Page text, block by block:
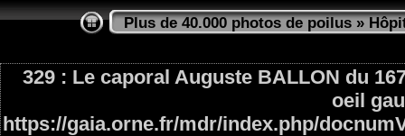
Plus de 40.000 photos de poilus»
329 : Le caporal Auguste BALLON du
oeil
https://gaia.orne.fr/mdr/index.php/